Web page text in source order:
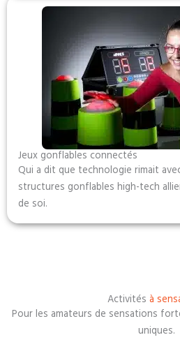
Jeux gonflables connectés
Qui a dit que technologie rimait
structures gonflables high-tech
de soi.
Activités à
Pour les amateurs de sensations
uniques.